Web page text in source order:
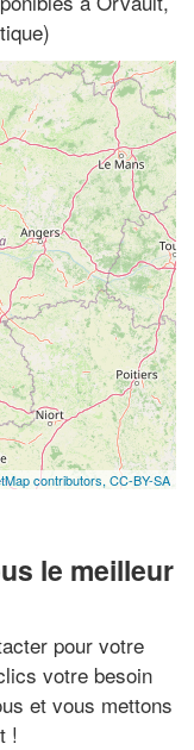
contributors, CC-BY-SA
le meilleur
pour votre
votre besoin
et vous mettons
!